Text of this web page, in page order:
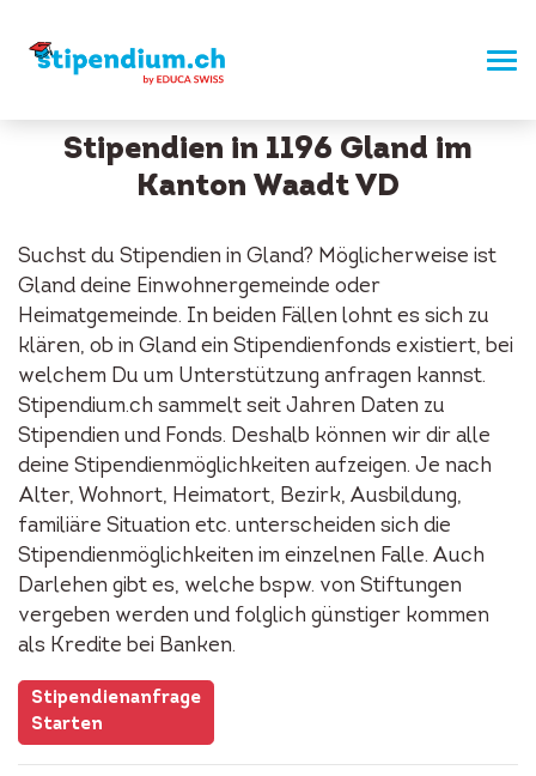
Stipendien in 1196 Gland im
Kanton Waadt VD
Suchst du Stipendien in Gland? Möglicherweise ist
Gland deine Einwohnergemeinde oder
Heimatgemeinde. In beiden Fällen lohnt es sich zu
klären, ob in Gland ein Stipendienfonds existiert, bei
welchem Du um Unterstützung anfragen kannst.
Stipendium.ch sammelt seit Jahren Daten zu
Stipendien und Fonds. Deshalb können wir dir alle
deine Stipendienmöglichkeiten aufzeigen. Je nach
Alter, Wohnort, Heimatort, Bezirk, Ausbildung,
familiäre Situation etc. unterscheiden sich die
Stipendienmöglichkeiten im einzelnen Falle. Auch
Darlehen gibt es, welche bspw. von Stiftungen
vergeben werden und folglich günstiger kommen
als Kredite bei Banken.
Stipendienanfrage
Starten